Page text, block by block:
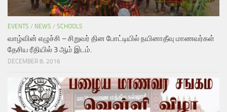
EVENTS / NEWS / SCHOOLS
வாழ்வின் எழுச்சி – சிறுவர் தின போட்டியில் நயினாதீவு மாணவர்கள்
தேசிய ரீதியில் 3 ஆம் இடம்.
DECEMBER 8, 2016